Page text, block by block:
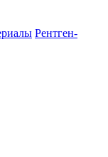
Рентген-